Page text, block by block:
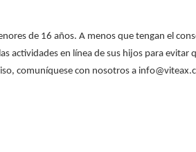
de 16 años. A menos que tengan el
en línea de sus hijos para
comuníquese con nosotros a